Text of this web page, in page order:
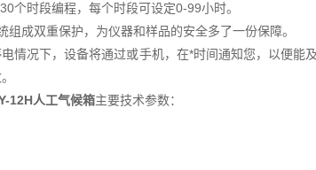
个时段编程，每个时段可设定0-99小时。
成双重保护，为仪器和样品的安全多了一份保障。
情况下，设备将通过或手机，在*时间通知您，以便能
12H人工气候箱主要技术参数：